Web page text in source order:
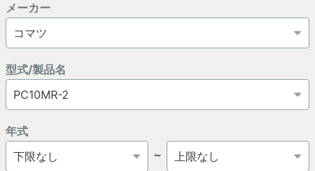
メーカー
型式/製品名
年式
～